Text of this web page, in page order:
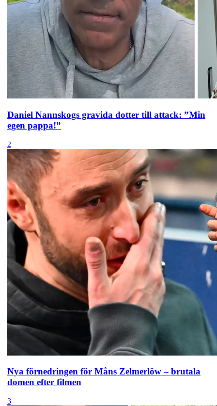
Daniel Nannskogs gravida dotter till attack: ”Min
egen pappa!”
2
Nya förnedringen för Måns Zelmerlöw – brutala
domen efter filmen
3